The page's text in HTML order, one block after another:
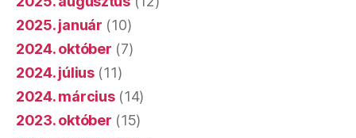
2025. január (10)
2024. október (7)
2024. július(11)
2024. március(14)
2023. október (15)